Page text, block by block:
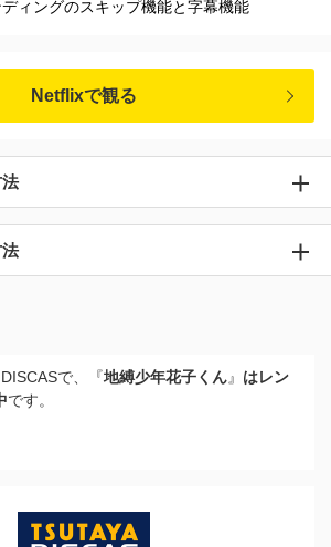
ィングのスキップ機能と字幕機能
Netflixで観る
で、『地縛少年花子くん』 はレン
です。